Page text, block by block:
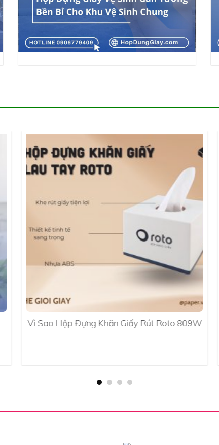
Vì Sao Hộp Đựng Khăn Giấy Rút Roto 809W